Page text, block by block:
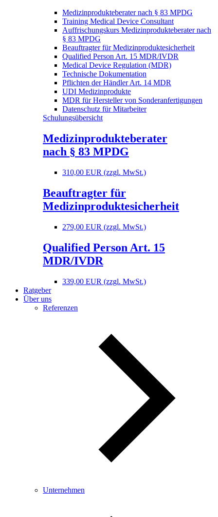
Medizinprodukteberater nach § 83 MPDG
Training Medical Device Consultant
Auffrischungskurs Medizinprodukteberater nach
§ 83 MPDG
Beauftragter für Medizinproduktesicherheit
Qualified Person Art. 15 MDR/IVDR
Medical Device Regulation (MDR)
Technische Dokumentation
Pflichten der Händler Art. 14 MDR
UDI Medizinprodukte
MDR für Hersteller von Sonderanfertigungen
Datenschutz für Mitarbeiter
Schulungsübersicht
Medizinprodukteberater
nach § 83 MPDG
310,00 EUR (zzgl. MwSt.)
Beauftragter für
Medizinproduktesicherheit
279,00 EUR (zzgl. MwSt.)
Qualified Person Art. 15
MDR/IVDR
339,00 EUR (zzgl. MwSt.)
Ratgeber
Über uns
Referenzen
Unternehmen